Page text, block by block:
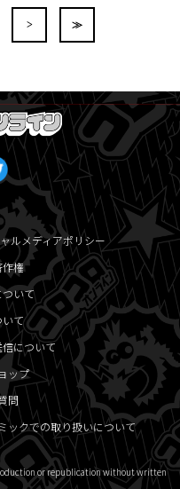
> ≫
ルメディアポリシー
作権
ついて
いて
について
ップ
問
ックでの取り扱いについて
or republication without written